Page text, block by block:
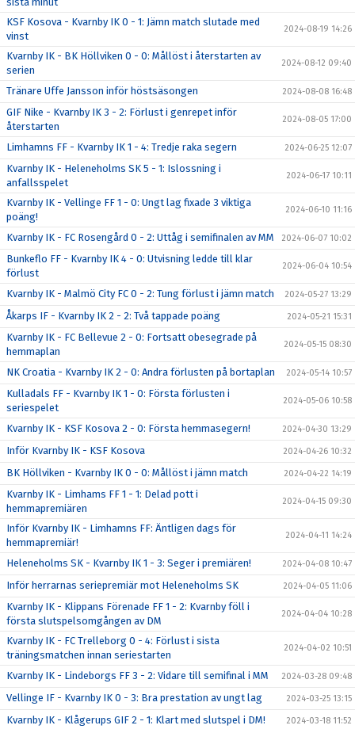
KSF Kosova - Kvarnby IK 0 - 1: Jämn match slutade med
vinst
2024-08-19 14:26
Kvarnby IK - BK Höllviken 0 - 0: Mållöst i återstarten av
serien
2024-08-12 09:40
Tränare Uffe Jansson inför höstsäsongen 2024-08-08 16:48
GIF Nike - Kvarnby IK 3 - 2: Förlust i genrepet inför
återstarten
2024-08-05 17:00
Limhamns FF - Kvarnby IK 1 - 4: Tredje raka segern 2024-06-25 12:07
Kvarnby IK - Heleneholms SK 5 - 1: Islossning i
anfallsspelet
2024-06-17 10:11
Kvarnby IK - Vellinge FF 1 - 0: Ungt lag fixade 3 viktiga
poäng!
2024-06-10 11:16
Kvarnby IK - FC Rosengård 0 - 2: Uttåg i semifinalen av MM 2024-06-07 10:02
Bunkeflo FF - Kvarnby IK 4 - 0: Utvisning ledde till klar
förlust
2024-06-04 10:54
Kvarnby IK - Malmö City FC 0 - 2: Tung förlust i jämn match 2024-05-27 13:29
Åkarps IF - Kvarnby IK 2 - 2: Två tappade poäng 2024-05-21 15:31
Kvarnby IK - FC Bellevue 2 - 0: Fortsatt obesegrade på
hemmaplan
2024-05-15 08:30
NK Croatia - Kvarnby IK 2 - 0: Andra förlusten på bortaplan 2024-05-14 10:57
Kulladals FF - Kvarnby IK 1 - 0: Första förlusten i
seriespelet
2024-05-06 10:58
Kvarnby IK - KSF Kosova 2 - 0: Första hemmasegern! 2024-04-30 13:29
Inför Kvarnby IK - KSF Kosova 2024-04-26 10:32
BK Höllviken - Kvarnby IK 0 - 0: Mållöst i jämn match 2024-04-22 14:19
Kvarnby IK - Limhams FF 1 - 1: Delad pott i
hemmapremiären
2024-04-15 09:30
Inför Kvarnby IK - Limhamns FF: Äntligen dags för
hemmapremiär!
2024-04-11 14:24
Heleneholms SK - Kvarnby IK 1 - 3: Seger i premiären! 2024-04-08 10:47
Inför herrarnas seriepremiär mot Heleneholms SK 2024-04-05 11:06
Kvarnby IK - Klippans Förenade FF 1 - 2: Kvarnby föll i
första slutspelsomgången av DM
2024-04-04 10:28
Kvarnby IK - FC Trelleborg 0 - 4: Förlust i sista
träningsmatchen innan seriestarten
2024-04-02 10:51
Kvarnby IK - Lindeborgs FF 3 - 2: Vidare till semifinal i MM 2024-03-28 09:48
Vellinge IF - Kvarnby IK 0 - 3: Bra prestation av ungt lag 2024-03-25 13:15
Kvarnby IK - Klågerups GIF 2 - 1: Klart med slutspel i DM! 2024-03-18 11:52